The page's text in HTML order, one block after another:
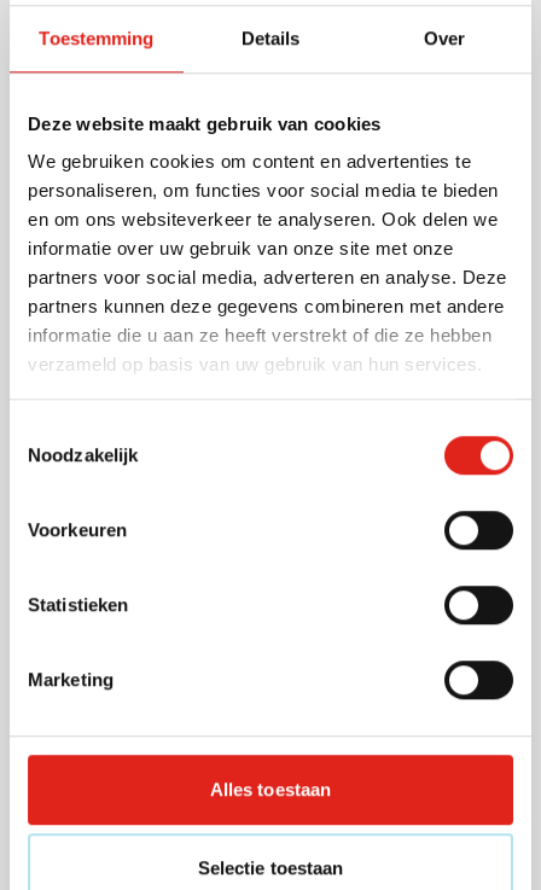
Toestemming Details Over
Deze website maakt gebruik van cookies
We gebruiken cookies om content en advertenties te
personaliseren, om functies voor social media te bieden
en om ons websiteverkeer te analyseren. Ook delen we
informatie over uw gebruik van onze site met onze
partners voor social media, adverteren en analyse. Deze
partners kunnen deze gegevens combineren met andere
informatie die u aan ze heeft verstrekt of die ze hebben
verzameld op basis van uw gebruik van hun services.
Noodzakelijk
Voorkeuren
Statistieken
Marketing
Alles toestaan
Selectie toestaan
006
vanaf
Normale prijs
1,45
Speciale prijs
1,16
Laagste Prijs Garantie
(4)
Bedrukken vanaf 50 stuks
Bekijk
vanaf
Baseball pet Feniks (Kids)
9/10(4 beoordelingen)
4
1